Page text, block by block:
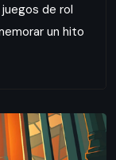
de rol
un hito